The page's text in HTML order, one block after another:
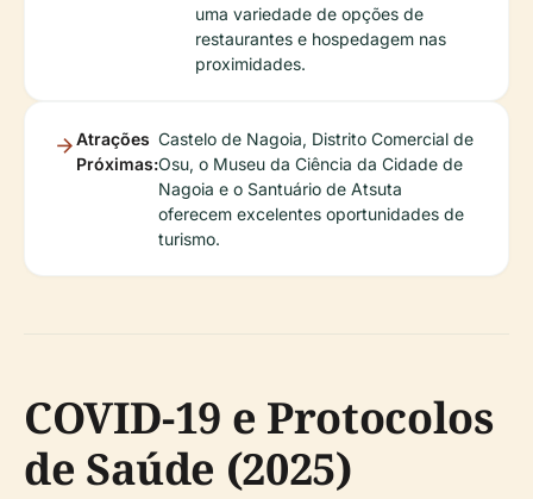
uma variedade de opções de
restaurantes e hospedagem nas
proximidades.
Atrações
Próximas:
Castelo de Nagoia, Distrito Comercial de
Osu, o Museu da Ciência da Cidade de
Nagoia e o Santuário de Atsuta
oferecem excelentes oportunidades de
turismo.
COVID-19 e Protocolos
de Saúde (2025)